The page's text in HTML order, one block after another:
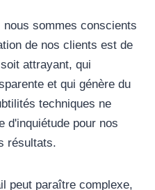
sommes conscients
de nos clients est de
attrayant, qui
et qui génère du
techniques ne
d'inquiétude pour nos
résultats.
peut paraître complexe,